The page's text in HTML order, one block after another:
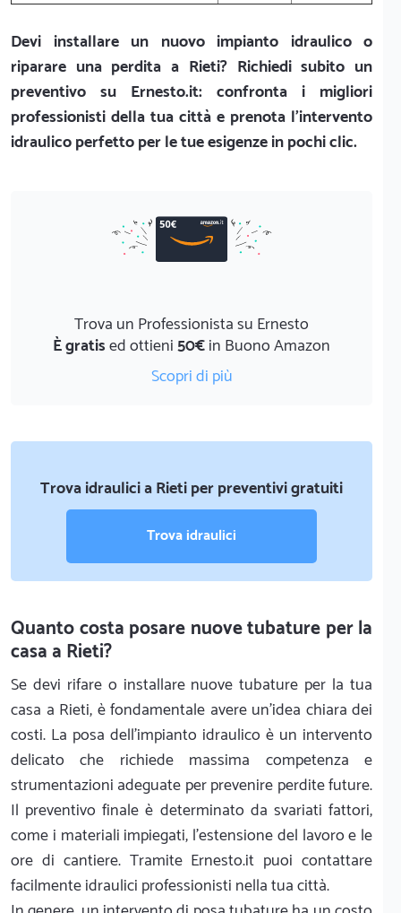
Devi installare un nuovo impianto idraulico o
riparare una perdita a Rieti? Richiedi subito un
preventivo su Ernesto.it: confronta i migliori
professionisti della tua città e prenota l'intervento
idraulico perfetto per le tue esigenze in pochi clic.
Trova un Professionista su Ernesto
È gratised ottieni50€in Buono Amazon
Scopri di più
Trova idraulici a Rieti per preventivi gratuiti
Trova idraulici
Quanto costa posare nuove tubature per la
casa a Rieti?
Se devi rifare o installare nuove tubature per la tua
casa a Rieti, è fondamentale avere un'idea chiara dei
costi. La posa dell'impianto idraulico è un intervento
delicato che richiede massima competenza e
strumentazioni adeguate per prevenire perdite future.
Il preventivo finale è determinato da svariati fattori,
come i materiali impiegati, l'estensione del lavoro e le
ore di cantiere. Tramite Ernesto.it puoi contattare
facilmente idraulici professionisti nella tua città.